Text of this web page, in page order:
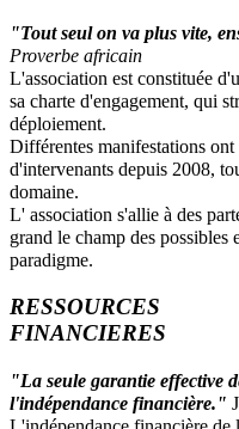
"Tout seul on va plus vite,
Proverbe africain
L'association est constituée
sa charte d'engagement, qui
déploiement.
Différentes manifestations
d'intervenants depuis 2008,
domaine.
L' association s'allie à des
grand le champ des possibles
paradigme.
RESSOURCES
FINANCIERES
"La seule garantie effective
l'indépendance financière."